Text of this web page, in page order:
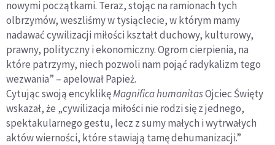
nowymi początkami. Teraz, stojąc na ramionach tych
olbrzymów, weszliśmy w tysiąclecie, w którym mamy
nadawać cywilizacji miłości kształt duchowy, kulturowy,
prawny, polityczny i ekonomiczny. Ogrom cierpienia, na
które patrzymy, niech pozwoli nam pojąć radykalizm tego
wezwania” – apelował Papież.
Cytując swoją encyklikęMagnifica humanitasOjciec Święty
wskazał, że „cywilizacja miłości nie rodzi się z jednego,
spektakularnego gestu, lecz z sumy małych i wytrwałych
aktów wierności, które stawiają tamę dehumanizacji.”